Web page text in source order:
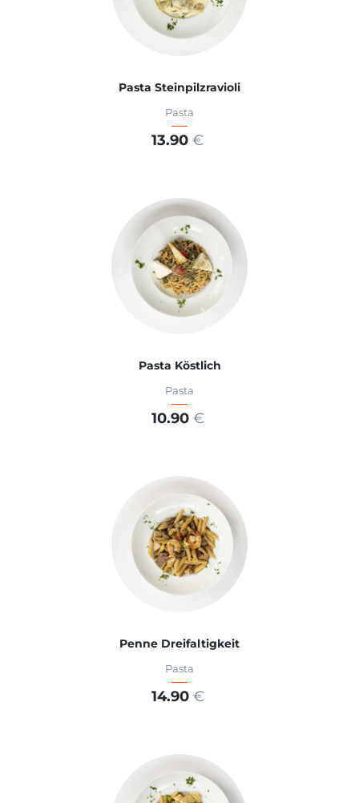
Pasta Steinpilzravioli
Pasta
13.90 €
Pasta Köstlich
Pasta
10.90 €
Penne Dreifaltigkeit
Pasta
14.90 €